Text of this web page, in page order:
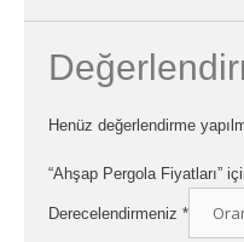
Henüz değerlendirme
“Ahşap Pergola Fiyatları”
Derecelendirmeniz *